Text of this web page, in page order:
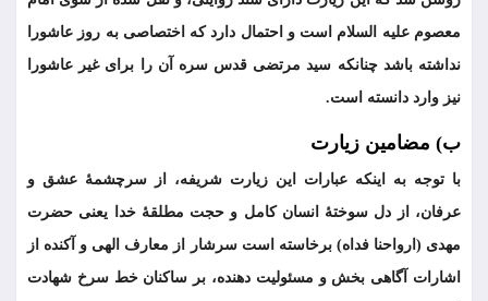
معصوم علیه السلام است و احتمال دارد که اختصاصی به روز عاشورا
نداشته باشد چنانکه سید مرتضی قدس سره آن را برای غیر عاشورا
نیز وارد دانسته است.
ب) مضامين زيارت
با توجه به اینکه عبارات این زیارت شریفه، از سرچشمۀ عشق و
عرفان، از دل سوختۀ انسان کامل و حجت مطلقۀ خدا یعنی حضرت
مهدی (ارواحنا فداه) برخاسته است سرشار از معارف الهی و آکنده از
اشارات آگاهی بخش و مسئولیت دهنده، بر ساکنان خط سرخ شهادت